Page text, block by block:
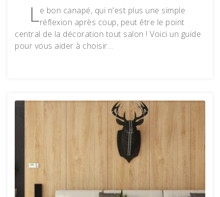
Le bon canapé, qui n'est plus une simple
réflexion après coup, peut être le point
central de la décoration tout salon ! Voici un guide
pour vous aider à choisir…